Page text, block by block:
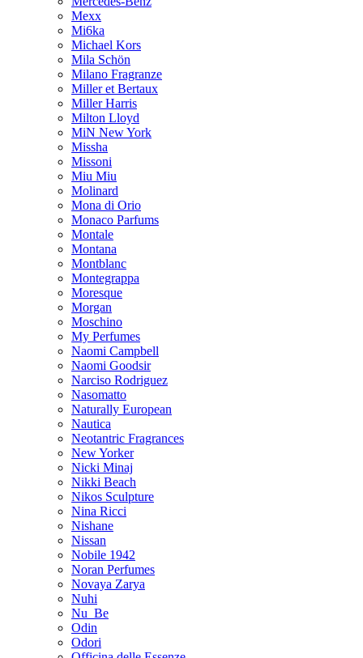
Mexx
Mi6ka
Michael Kors
Mila Schön
Milano Fragranze
Miller et Bertaux
Miller Harris
Milton Lloyd
MiN New York
Missha
Missoni
Miu Miu
Molinard
Mona di Orio
Monaco Parfums
Montale
Montana
Montblanc
Montegrappa
Moresque
Morgan
Moschino
My Perfumes
Naomi Campbell
Naomi Goodsir
Narciso Rodriguez
Nasomatto
Naturally European
Nautica
Neotantric Fragrances
New Yorker
Nicki Minaj
Nikki Beach
Nikos Sculpture
Nina Ricci
Nishane
Nissan
Nobile 1942
Noran Perfumes
Novaya Zarya
Nuhi
Nu_Be
Odin
Odori